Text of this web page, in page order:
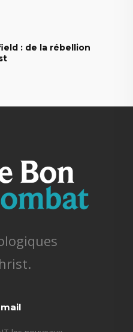
: de la rébellion